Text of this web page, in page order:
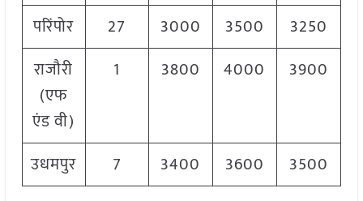
परिंपोर 27 3000 3500
3250
राजौरी
(एफ
एंड वी)
1 3800 4000 3900
उधमपुर 7 3400 3600 3500